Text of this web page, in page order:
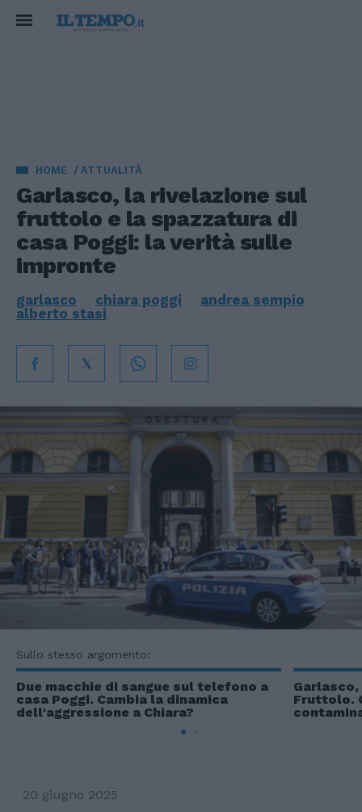
HOME ATTUALITÀ
Garlasco, la rivelazione sul
fruttolo e la spazzatura di
casa Poggi: la verità sulle
impronte
garlasco chiara poggi
andrea sempio
alberto stasi
Sullo stesso argomento:
Due macchie di sangue sul telefono a
casa Poggi. Cambia la dinamica
dell'aggressione a Chiara?
Fruttolo.
20 giugno 2025